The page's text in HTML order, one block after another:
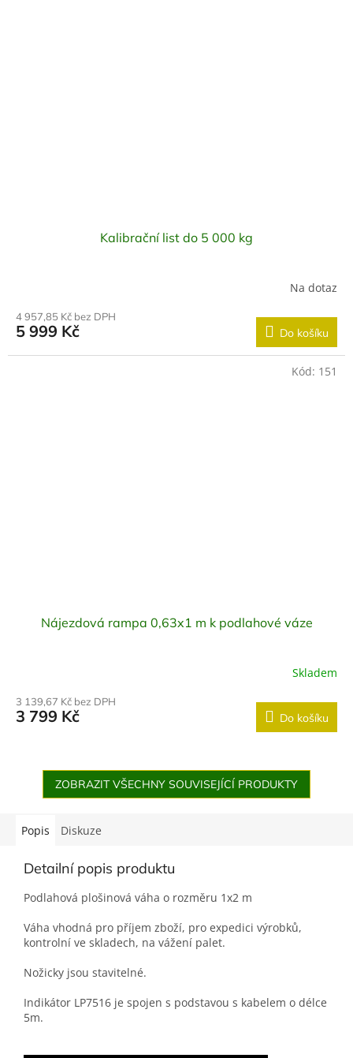
Kalibrační list do 5 000 kg
Na dotaz
4 957,85 Kč bez DPH
5 999 Kč Do košíku
Nájezdová rampa 0,63x1 m k podlahové váze
Skladem
3 139,67 Kč bez DPH
3 799 Kč Do košíku
Kód: 151
ZOBRAZIT VŠECHNY SOUVISEJÍCÍ PRODUKTY
Popis Diskuze
Detailní popis produktu
Podlahová plošinová váha o rozměru 1x2 m
Váha vhodná pro příjem zboží, pro expedici výrobků,
kontrolní ve skladech, na vážení palet.
Nožicky jsou stavitelné.
Indikátor LP7516 je spojen s podstavou s kabelem o délce
5m.